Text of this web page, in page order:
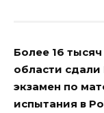
Более 16
области
экзамен по
испытания в